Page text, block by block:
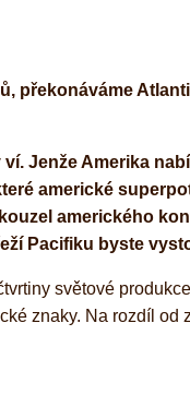
překonáváme
Jenže Amerika
americké
amerického
Pacifiku byste
světové
znaky. Na rozdíl